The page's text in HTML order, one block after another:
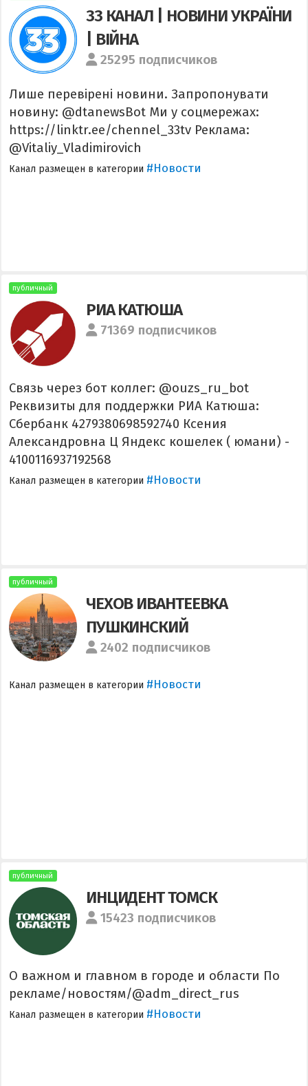
33 КАНАЛ | НОВИНИ УКРАЇНИ
| ВІЙНА
25295 подписчиков
Лише перевірені новини. Запропонувати
новину: @dtanewsBot Ми у соцмережах:
https://linktr.ee/chennel_33tv Реклама:
@Vitaliy_Vladimirovich
Канал размещен в категории #Новости
публичный
РИА КАТЮША
71369 подписчиков
Связь через бот коллег: @ouzs_ru_bot
Реквизиты для поддержки РИА Катюша:
Сбербанк 4279380698592740 Ксения
Александровна Ц Яндекс кошелек ( юмани) -
4100116937192568
Канал размещен в категории #Новости
публичный
ЧЕХОВ ИВАНТЕЕВКА
ПУШКИНСКИЙ
2402 подписчиков
Канал размещен в категории #Новости
публичный
ИНЦИДЕНТ ТОМСК
15423 подписчиков
О важном и главном в городе и области По
рекламе/новостям/@adm_direct_rus
Канал размещен в категории #Новости